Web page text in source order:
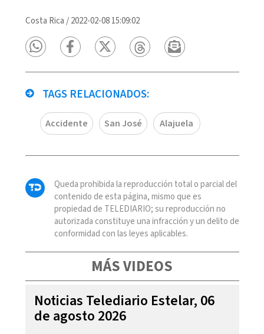
Costa Rica /2022-02-08 15:09:02
TAGS RELACIONADOS:
Accidente San José Alajuela
Queda prohibida la reproducción total o parcial del
contenido de esta página, mismo que es
propiedad de TELEDIARIO; su reproducción no
autorizada constituye una infracción y un delito de
conformidad con las leyes aplicables.
MÁS VIDEOS
Noticias Telediario Estelar, 06
de agosto 2026